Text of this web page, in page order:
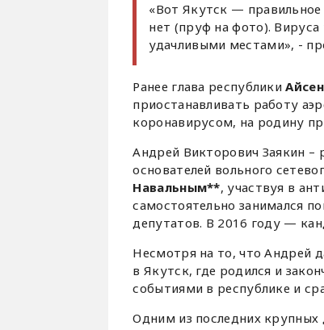
«Вот Якутск —
нет (пруф на фото).
удачливыми местами», -
Ранее глава республики
приостанавливать работу
коронавирусом, на родину
Андрей Викторович Заякин –
основателей вольного
Навальным**, участвуя в
самостоятельно занимался
депутатов. В 2016 году —
Несмотря на то, что Андрей
в Якутск, где родился и
событиями в республике и
Одним из последних крупных